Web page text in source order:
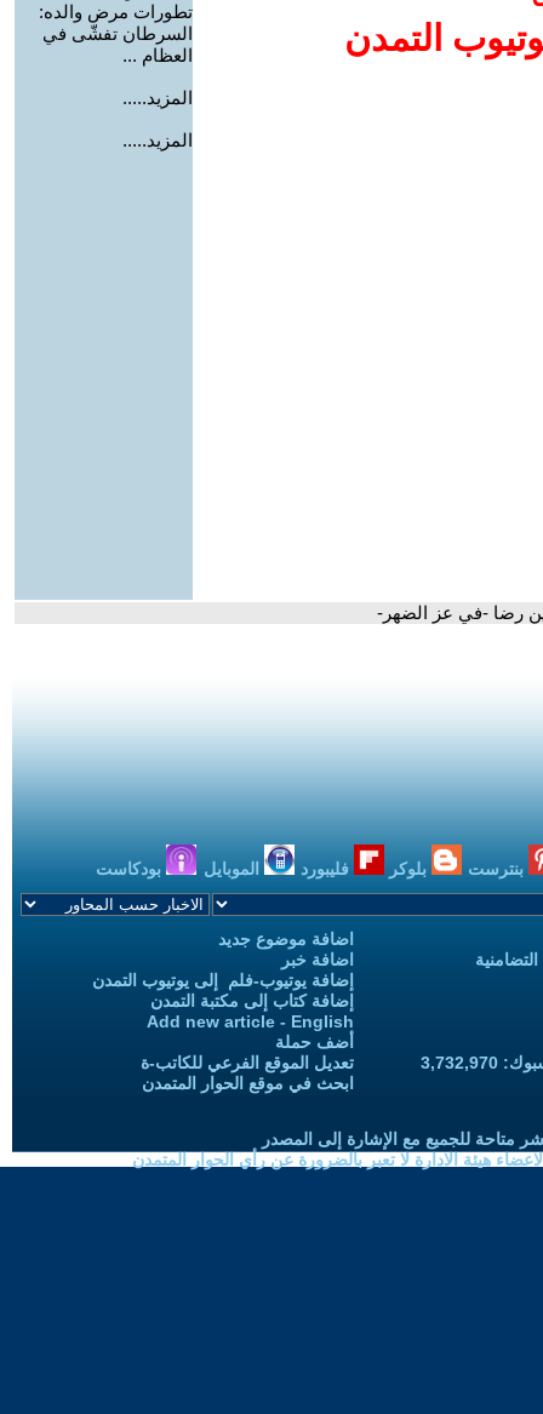
التمدن
تطورات مرض والده:
السرطان تفشّى في
العظام ...
المزيد.....
المزيد.....
رضا -في عز الضهر-
بنترست بلوكر فليبورد الموبايل بودكاست
اضافة موضوع جديد
اضافة خبر
إضافة يوتيوب-فلم إلى يوتيوب التمدن
إضافة كتاب إلى مكتبة التمدن
Add new article - English
أضف حملة
تعديل الموقع الفرعي للكاتب-ة
ابحث في موقع الحوار المتمدن
متاحة للجميع مع الإشارة إلى المصدر
هيئة الادارة لا تعبر بالضرورة عن رأي الحوار المتمدن